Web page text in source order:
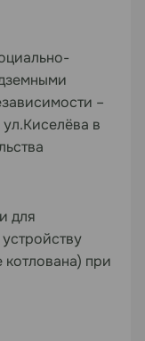
–
в
для
при